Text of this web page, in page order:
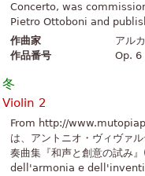
Concerto, was
Pietro Ottoboni and
作曲家
アル
作品番号
Op. 6
冬
Violin 2
From http://
は、アントニオ・ヴィヴァ
奏曲集『和声と創意の試み
dell'armonia e